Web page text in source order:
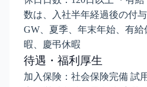
数は、入社半年経過後の付
GW、夏季、年末年始、有
暇、慶弔休暇
待遇・福利厚生
加入保険：社会保険完備 試